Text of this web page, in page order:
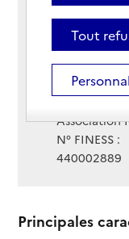
Voir
Téléphone :
Contact
Contact
Site Internet
Site internet
Association
N° FINESS :
440002889
Principales
Tout